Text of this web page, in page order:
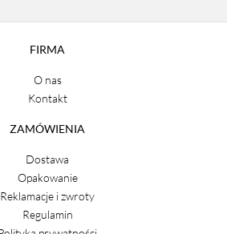
FIRMA
O nas
Kontakt
ZAMÓWIENIA
Dostawa
Opakowanie
Reklamacje i zwroty
Regulamin